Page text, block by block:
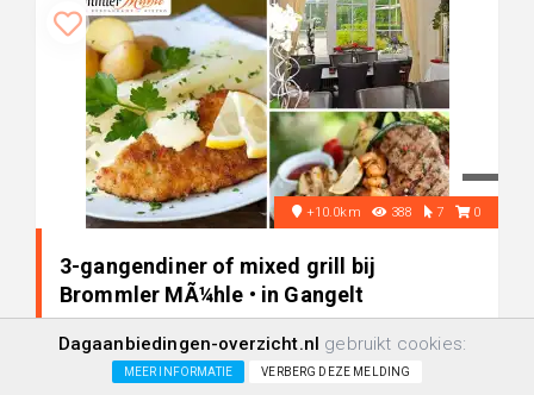
+10.0km 388 7 0
3-gangendiner of mixed grill bij
Brommler MÃ¼hle • in Gangelt
-28% +/-€ 19,90
€ 27,50
Dagaanbiedingen-overzicht.nl gebruikt cookies:
MEER INFORMATIE VERBERG DEZE MELDING